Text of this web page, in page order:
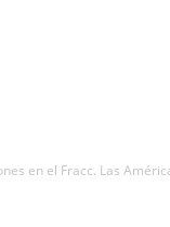
en el Fracc. Las